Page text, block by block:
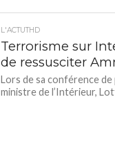
L'ACTUTHD
Terrorisme sur
de ressusciter
Lors de sa conférence de
ministre de l’Intérieur,